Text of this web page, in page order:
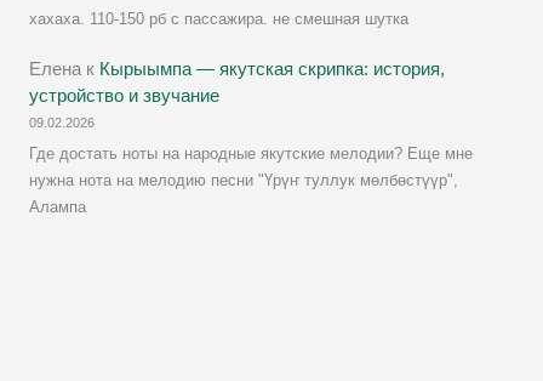
хахаха. 110-150 рб с пассажира. не смешная шутка
Елена к Кырыымпа — якутская скрипка: история,
устройство и звучание
09.02.2026
Где достать ноты на народные якутские мелодии? Еще мне
нужна нота на мелодию песни "Үрүҥ туллук мөлбөстүүр",
Алампа